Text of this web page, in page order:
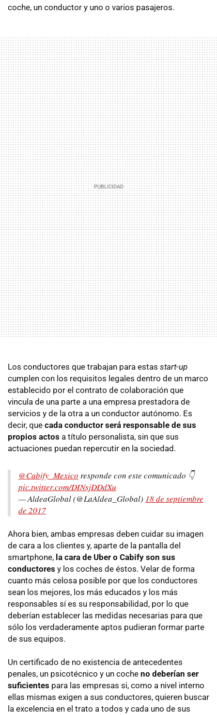
coche, un conductor y uno o varios pasajeros.
Los conductores que trabajan para estas start-up
cumplen con los requisitos legales dentro de un marco
establecido por el contrato de colaboración que
vincula de una parte a una empresa prestadora de
servicios y de la otra a un conductor autónomo. Es
decir, que cada conductor será responsable de sus
propios actos a título personalista, sin que sus
actuaciones puedan repercutir en la sociedad.
@Cabify_Mexico responde con este comunicado 👇
pic.twitter.com/DINsjDDdXu
— AldeaGlobal (@LaAldea_Global) 18 de septiembre
de 2017
Ahora bien, ambas empresas deben cuidar su imagen
de cara a los clientes y, aparte de la pantalla del
smartphone, la cara de Uber o Cabify son sus
conductores y los coches de éstos. Velar de forma
cuanto más celosa posible por que los conductores
sean los mejores, los más educados y los más
responsables sí es su responsabilidad, por lo que
deberían establecer las medidas necesarias para que
sólo los verdaderamente aptos pudieran formar parte
de sus equipos.
Un certificado de no existencia de antecedentes
penales, un psicotécnico y un coche no deberían ser
suficientes para las empresas si, como a nivel interno
ellas mismas exigen a sus conductores, quieren buscar
la excelencia en el trato a todos y cada uno de sus